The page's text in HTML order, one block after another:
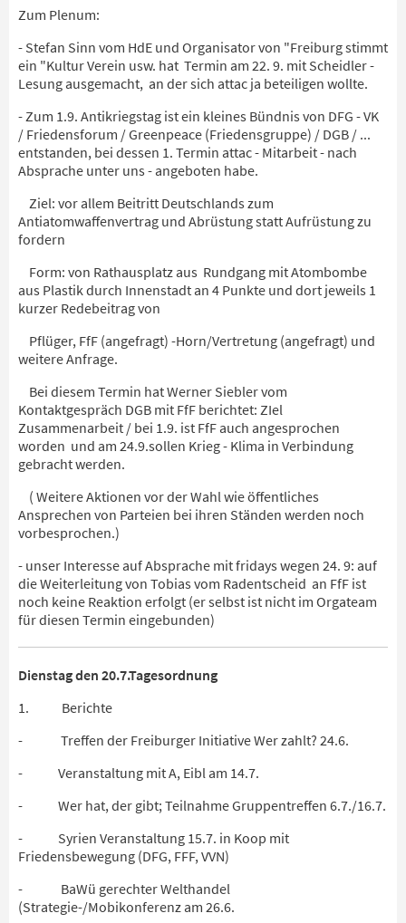
Zum Plenum:
- Stefan Sinn vom HdE und Organisator von "Freiburg stimmt
ein "Kultur Verein usw. hat Termin am 22. 9. mit Scheidler -
Lesung ausgemacht, an der sich attac ja beteiligen wollte.
- Zum 1.9. Antikriegstag ist ein kleines Bündnis von DFG - VK
/ Friedensforum / Greenpeace (Friedensgruppe) / DGB / ...
entstanden, bei dessen 1. Termin attac - Mitarbeit - nach
Absprache unter uns - angeboten habe.
Ziel: vor allem Beitritt Deutschlands zum
Antiatomwaffenvertrag und Abrüstung statt Aufrüstung zu
fordern
Form: von Rathausplatz aus Rundgang mit Atombombe
aus Plastik durch Innenstadt an 4 Punkte und dort jeweils 1
kurzer Redebeitrag von
Pflüger, FfF (angefragt) -Horn/Vertretung (angefragt) und
weitere Anfrage.
Bei diesem Termin hat Werner Siebler vom
Kontaktgespräch DGB mit FfF berichtet: ZIel
Zusammenarbeit / bei 1.9. ist FfF auch angesprochen
worden und am 24.9.sollen Krieg - Klima in Verbindung
gebracht werden.
( Weitere Aktionen vor der Wahl wie öffentliches
Ansprechen von Parteien bei ihren Ständen werden noch
vorbesprochen.)
- unser Interesse auf Absprache mit fridays wegen 24. 9: auf
die Weiterleitung von Tobias vom Radentscheid an FfF ist
noch keine Reaktion erfolgt (er selbst ist nicht im Orgateam
für diesen Termin eingebunden)
Dienstag den 20.7.Tagesordnung
1. Berichte
- Treffen der Freiburger Initiative Wer zahlt? 24.6.
- Veranstaltung mit A, Eibl am 14.7.
- Wer hat, der gibt; Teilnahme Gruppentreffen 6.7./16.7.
- Syrien Veranstaltung 15.7. in Koop mit
Friedensbewegung (DFG, FFF, VVN)
- BaWü gerechter Welthandel
(Strategie-/Mobikonferenz am 26.6.